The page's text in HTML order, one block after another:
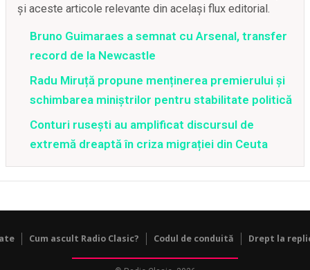
și aceste articole relevante din același flux editorial.
Bruno Guimaraes a semnat cu Arsenal, transfer
record de la Newcastle
Radu Miruță propune menținerea premierului și
schimbarea miniștrilor pentru stabilitate politică
Conturi rusești au amplificat discursul de
extremă dreaptă în criza migrației din Ceuta
Cum ascult Radio Clasic? Codul de conduită Drept la